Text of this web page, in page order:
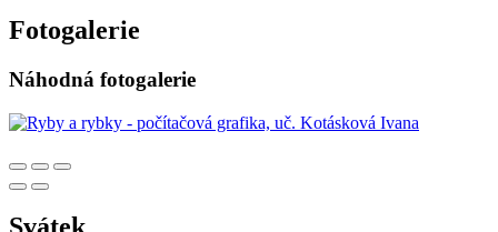
Fotogalerie
Náhodná fotogalerie